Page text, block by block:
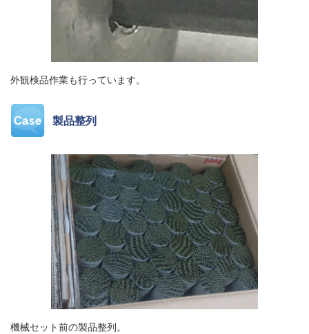
外観検品作業も行っています。
製品整列
機械セット前の製品整列。